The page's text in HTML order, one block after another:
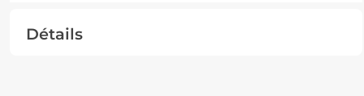
Détails